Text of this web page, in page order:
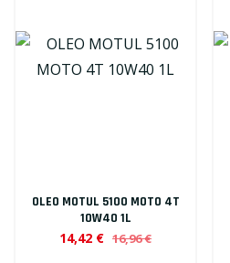
OLEO MOTUL 5100 MOTO 4T
10W40 1L
14,42 € 16,96 €